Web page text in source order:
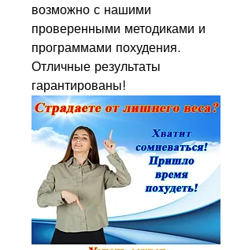
возможно с нашими
проверенными методиками и
программами похудения.
Отличные результаты
гарантированы!